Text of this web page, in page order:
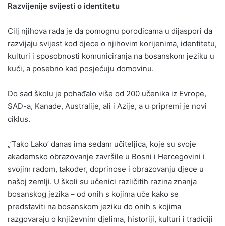
Razvijenije svijesti o identitetu
Cilj njihova rada je da pomognu porodicama u dijaspori da
razvijaju svijest kod djece o njihovim korijenima, identitetu,
kulturi i sposobnosti komuniciranja na bosanskom jeziku u
kući, a posebno kad posjećuju domovinu.
Do sad školu je pohađalo više od 200 učenika iz Evrope,
SAD-a, Kanade, Australije, ali i Azije, a u pripremi je novi
ciklus.
„’Tako Lako’ danas ima sedam učiteljica, koje su svoje
akademsko obrazovanje završile u Bosni i Hercegovini i
svojim radom, također, doprinose i obrazovanju djece u
našoj zemlji. U školi su učenici različitih razina znanja
bosanskog jezika – od onih s kojima uče kako se
predstaviti na bosanskom jeziku do onih s kojima
razgovaraju o književnim djelima, historiji, kulturi i tradiciji